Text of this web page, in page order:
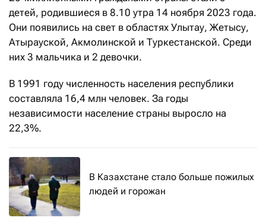
детей, родившиеся в 8.10 утра 14 ноября 2023 года.
Они появились на свет в областях Улытау, Жетысу,
Атырауской, Акмолинской и Туркестанской. Среди
них 3 мальчика и 2 девочки.
В 1991 году численность населения республики
составляла 16,4 млн человек. За годы
независимости население страны выросло на
22,3%.
В Казахстане стало больше пожилых
людей и горожан